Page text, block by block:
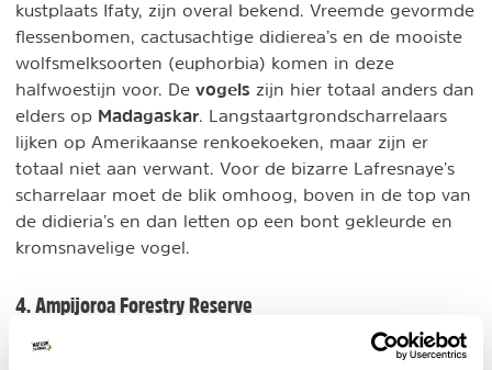
kustplaats Ifaty, zijn overal bekend. Vreemde gevormde
flessenbomen, cactusachtige didierea’s en de mooiste
wolfsmelksoorten (euphorbia) komen in deze
halfwoestijn voor. De vogels zijn hier totaal anders dan
elders op Madagaskar. Langstaartgrondscharrelaars
lijken op Amerikaanse renkoekoeken, maar zijn er
totaal niet aan verwant. Voor de bizarre Lafresnaye’s
scharrelaar moet de blik omhoog, boven in de top van
de didieria’s en dan letten op een bont gekleurde en
kromsnavelige vogel.
4. Ampijoroa Forestry Reserve
De beste locatie om
te spotten in de droge,